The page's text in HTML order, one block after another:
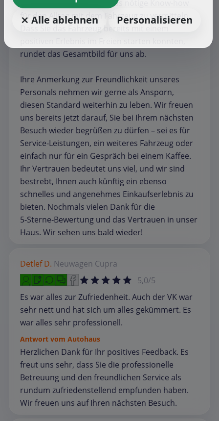
beantworten und Ihnen das nötige Know‑how
für den Alltag mit dem Fahrzeug zu vermitteln.
Dass Sie das Fahrzeug bereits mit einem
rundet das Gesamtbild für uns ab.
Ihre Anmerkung zur Freundlichkeit unseres
Personals nehmen wir gerne als Ansporn,
diesen Standard weiterhin zu leben. Wir freuen
uns bereits jetzt darauf, Sie bei Ihrem nächsten
Besuch wieder begrüßen zu dürfen – sei es für
Service‑Leistungen, ein weiteres Fahrzeug oder
einfach nur für ein Gespräch bei einem Kaffee.
Ihr Vertrauen bedeutet uns viel, und wir sind
bestrebt, Ihnen auch künftig ein ebenso
schnelles und angenehmes Einkaufserlebnis zu
bieten. Nochmals vielen Dank für die
5‑Sterne‑Bewertung und das Vertrauen in unser
Haus. Wir sehen uns bald wieder!
Detlef D. Neuwagen Cupra
5,0/5
Es war alles zur Zufriedenheit. Auch der VK war
sehr nett und hat sich um alles gekümmert. Es
war alles sehr professionell.
Antwort vom Autohaus
Herzlichen Dank für Ihr positives Feedback. Es
freut uns sehr, dass Sie die professionelle
Betreuung und den freundlichen Service als
rundum zufriedenstellend empfunden haben.
Wir freuen uns auf Ihren nächsten Besuch.
⨯ Alle ablehnen
Personalisieren